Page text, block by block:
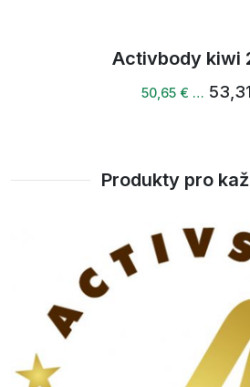
Activbody kiwi
50,65 € …
Produkty pro